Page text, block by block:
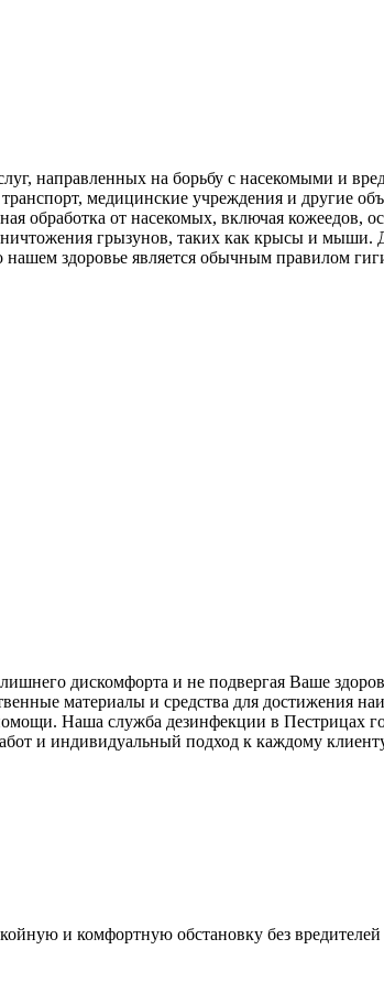
направленных на борьбу с насекомыми и
транспорт, медицинские учреждения и другие
обработка от насекомых, включая
грызунов, таких как крысы и
здоровье является обычным правилом
дискомфорта и не подвергая Ваше
материалы и средства для достижения
Наша служба дезинфекции в Пестрицах
и индивидуальный подход к каждому
и комфортную обстановку без вредителей